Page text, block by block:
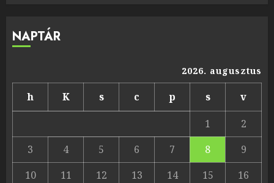
NAPTÁR
2026. augusztus
h K s c p s
v
1
2
3
4 5 6 7 8
9
10
11 12 13 14 15 16